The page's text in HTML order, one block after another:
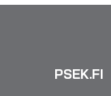
PSEK.FI